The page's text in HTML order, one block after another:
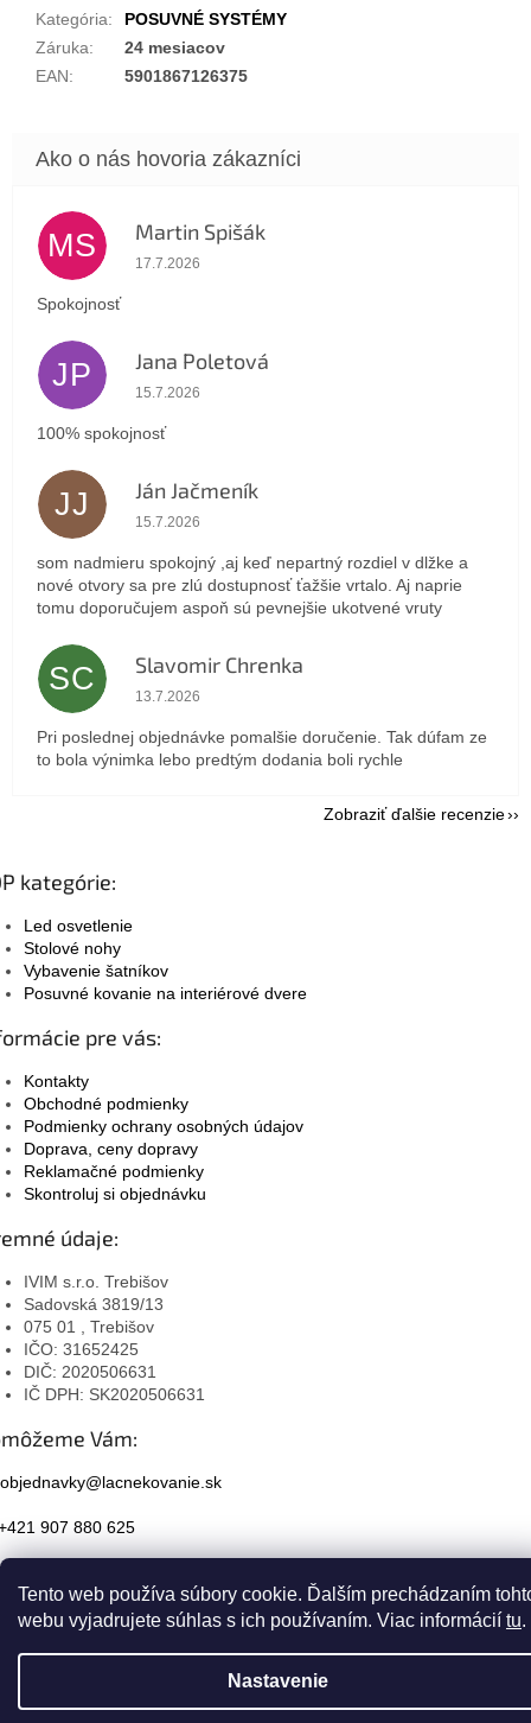
Tento web používa súbory cookie. Ďalším prechádzaním
webu vyjadrujete súhlas s ich používaním. Viac informácií tu.
Nastavenie
Kategória:
POSUVNÉ SYSTÉMY
Záruka:
24 mesiacov
EAN: 5901867126375
MS Martin Spišák
Hodnotenie obchodu je 5 z 5 hviezdičiek.
17.7.2026
Spokojnosť
JP Jana Poletová
Hodnotenie obchodu je 5 z 5 hviezdičiek.
15.7.2026
100% spokojnosť
JJ Ján Jačmeník
Hodnotenie obchodu je 5 z 5 hviezdičiek.
15.7.2026
som nadmieru spokojný ,aj keď nepartný rozdiel v dlžke a
nové otvory sa pre zlú dostupnosť ťažšie vrtalo. Aj naprie
tomu doporučujem aspoň sú pevnejšie ukotvené vruty
SC Slavomir Chrenka
Hodnotenie obchodu je 5 z 5 hviezdičiek.
13.7.2026
Pri poslednej objednávke pomalšie doručenie. Tak dúfam ze
to bola výnimka lebo predtým dodania boli rychle
Zobraziť ďalšie recenzie
kategórie:
Led osvetlenie
Stolové nohy
Vybavenie šatníkov
Posuvné kovanie na interiérové dvere
pre vás:
Kontakty
Obchodné podmienky
Podmienky ochrany osobných údajov
Doprava, ceny dopravy
Reklamačné podmienky
Skontroluj si objednávku
údaje:
IVIM s.r.o. Trebišov
Sadovská 3819/13
075 01 , Trebišov
IČO: 31652425
DIČ: 2020506631
IČ DPH: SK2020506631
Vám:
objednavky@lacnekovanie.sk
907 880 625